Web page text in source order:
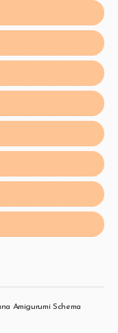
Amigurumi Schema